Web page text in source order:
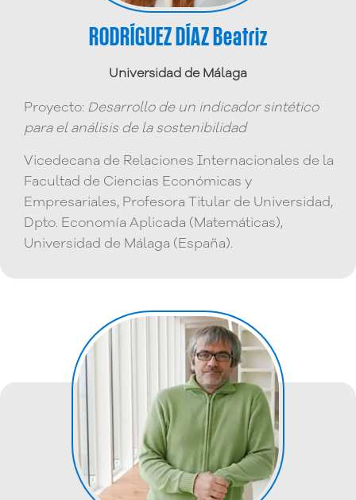
RODRÍGUEZ DÍAZ Beatriz
Universidad de Málaga
Proyecto: Desarrollo de un indicador sintético
para el análisis de la sostenibilidad
Vicedecana de Relaciones Internacionales de la
Facultad de Ciencias Económicas y
Empresariales, Profesora Titular de Universidad,
Dpto. Economía Aplicada (Matemáticas),
Universidad de Málaga (España).